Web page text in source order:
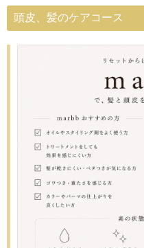
頭皮、髪のケアコース